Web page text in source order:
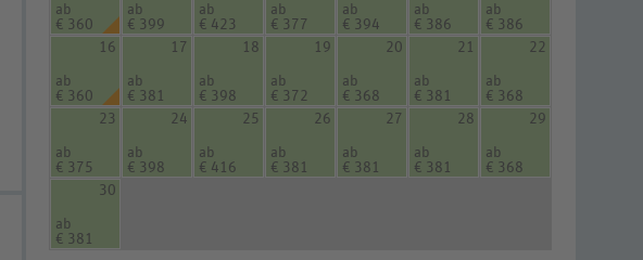
ab
€ 360
ab
€ 399
ab
€ 423
ab
€ 377
ab
€ 394
ab
€ 386
ab
€ 386
16
ab
€ 360
17
ab
€ 381
18
ab
€ 398
19
ab
€ 372
20
ab
€ 368
21
ab
€ 381
22
ab
€ 368
23
ab
€ 375
24
ab
€ 398
25
ab
€ 416
26
ab
€ 381
27
ab
€ 381
28
ab
€ 381
29
ab
€ 368
30
ab
€ 381